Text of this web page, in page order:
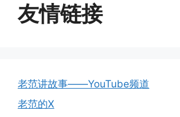
友情链接
老范讲故事——YouTube频道
老范的X